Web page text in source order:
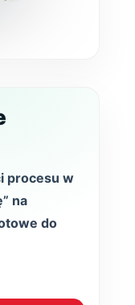
procesu w
na
do